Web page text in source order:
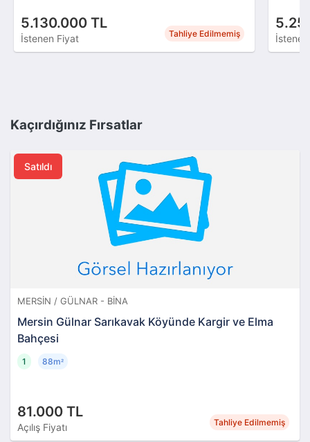
5.130.000 TL
İstenen Fiyat Tahliye Edilmemiş
Kaçırdığınız Fırsatlar
Satıldı
MERSIN / GÜLNAR - BINA
Mersin Gülnar Sarıkavak Köyünde Kargir ve Elma
Bahçesi
81.000 TL
Açılış Fiyatı Tahliye Edilmemiş
1 88m²